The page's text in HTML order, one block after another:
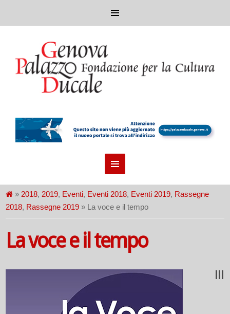
» 2018, 2019, Eventi, Eventi 2018, Eventi 2019, Rassegne
2018, Rassegne 2019 » La voce e il tempo
La voce e il tempo
III